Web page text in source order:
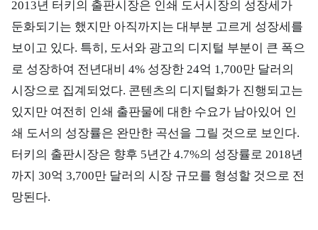
2013년 터키의 출판시장은 인쇄 도서시장의 성장세가
둔화되기는 했지만 아직까지는 대부분 고르게 성장세를
보이고 있다. 특히, 도서와 광고의 디지털 부분이 큰 폭으
로 성장하여 전년대비 4% 성장한 24억 1,700만 달러의
시장으로 집계되었다. 콘텐츠의 디지털화가 진행되고는
있지만 여전히 인쇄 출판물에 대한 수요가 남아있어 인
쇄 도서의 성장률은 완만한 곡선을 그릴 것으로 보인다.
터키의 출판시장은 향후 5년간 4.7%의 성장률로 2018년
까지 30억 3,700만 달러의 시장 규모를 형성할 것으로 전
망된다.